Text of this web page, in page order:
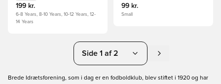
199 kr.
6-8 Years, 8-10 Years, 10-12 Years, 12-
14 Years
99 kr.
Small
Side 1 af 2
Brede Idrætsforening, som i dag er en fodboldklub, blev stiftet i 1920 og har